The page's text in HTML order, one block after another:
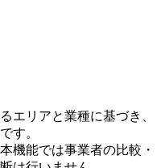
エリアと業種に基づき、
す。
機能では事業者の比較・